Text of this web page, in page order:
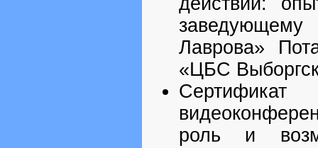
Лаврова»
«ЦБС
роль и